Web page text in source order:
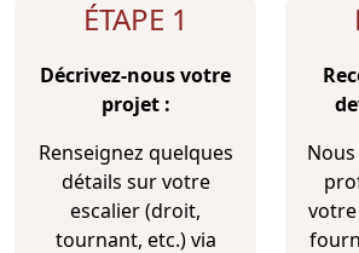
ÉTAPE 1
Décrivez-nous votre
projet :
Renseignez quelques
détails sur votre
escalier (droit,
tournant, etc.) via